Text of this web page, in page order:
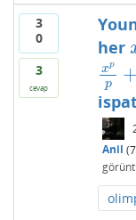
3
0
3
cevap
her
xp
p +
xpp+y
Anil (